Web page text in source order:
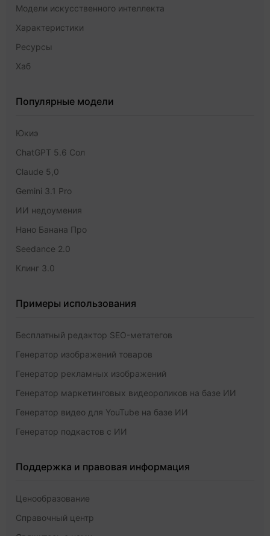
Модели искусственного интеллекта
Характеристики
Ресурсы
Хаб
Популярные модели
Юкиэ
ChatGPT 5.6 Сол
Claude 5,0
Gemini 3.1 Pro
ИИ недоумения
Нано Банана Про
Seedance 2.0
Клинг 3.0
Примеры использования
Бесплатный редактор SEO-метатегов
Генератор изображений товаров
Генератор рекламных изображений
Генератор маркетинговых видеороликов на базе ИИ
Генератор видео для YouTube на базе ИИ
Генератор подкастов с ИИ
Поддержка и правовая информация
Ценообразование
Справочный центр